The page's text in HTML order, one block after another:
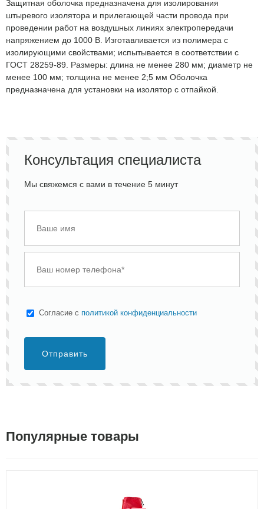
Защитная оболочка предназначена для изолирования
штыревого изолятора и прилегающей части провода при
проведении работ на воздушных линиях электропередачи
напряжением до 1000 В. Изготавливается из полимера с
изолирующими свойствами; испытывается в соответствии с
ГОСТ 28259-89. Размеры: длина не менее 280 мм; диаметр не
менее 100 мм; толщина не менее 2;5 мм Оболочка
предназначена для установки на изолятор с отпайкой.
Консультация специалиста
Мы свяжемся с вами в течение 5 минут
Cогласие с политикой конфиденциальности
Отправить
Популярные товары